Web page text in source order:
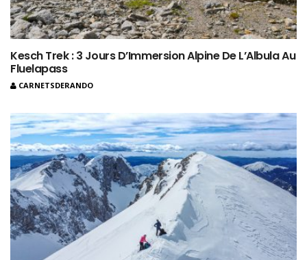
Kesch Trek : 3 Jours D’Immersion Alpine De L’Albula Au
Fluelapass
CARNETSDERANDO